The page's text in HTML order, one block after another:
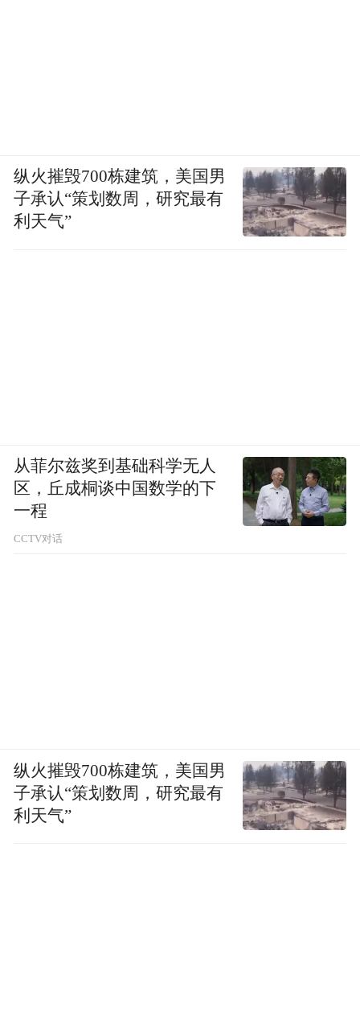
纵火摧毁700栋建筑，美国男
子承认“策划数周，研究最有
利天气”
从菲尔兹奖到基础科学无人
区，丘成桐谈中国数学的下
一程
CCTV对话
纵火摧毁700栋建筑，美国男
子承认“策划数周，研究最有
利天气”